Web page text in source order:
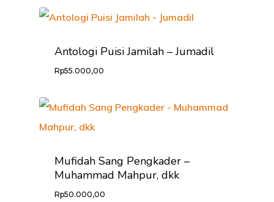
Rp60.000,00.Adalah:
Antologi Puisi Jamilah – Jumadil
Rp55.000,00
Mufidah Sang Pengkader –
Muhammad Mahpur, dkk
Rp50.000,00